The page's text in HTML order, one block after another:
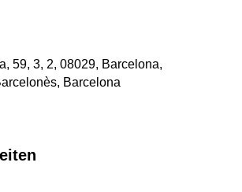
59, 3, 2, 08029, Barcelona,
Barcelona